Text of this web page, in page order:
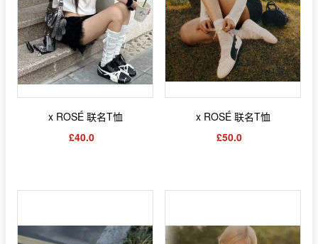
x ROSÉ 联名T恤
£40.0
x ROSÉ 联名T恤
£50.0